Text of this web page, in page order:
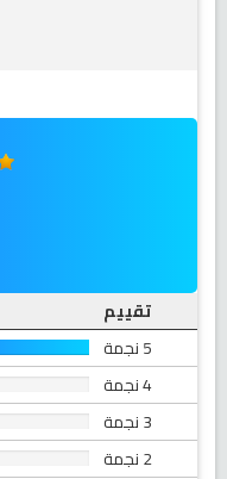
تقييم
5 نجمة
4 نجمة
3 نجمة
2 نجمة